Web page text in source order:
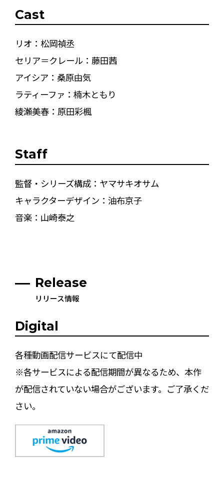
Cast
リオ：松岡禎丞
セリア＝クレール：藤田茜
アイシア：桑原由気
ラティーファ：楠木ともり
綾瀬美春：原田彩楓
Staff
監督・シリーズ構成：ヤマサキオサム
キャラクターデザイン：油布京子
音楽：山崎泰之
Release
リリース情報
Digital
各種動画配信サービスにて配信中
※各サービスによる配信期間が異なるため、本作
が配信されていない場合がございます。ご了承くだ
さい。